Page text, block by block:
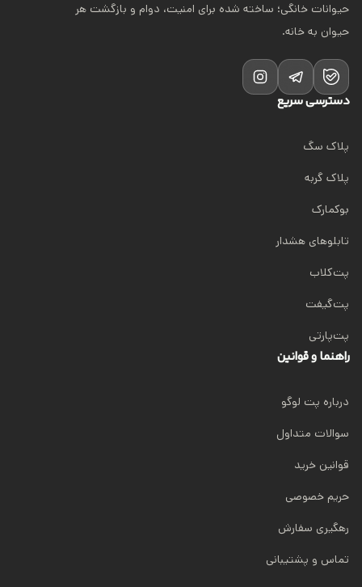
حیوانات خانگی؛ ساخته شده برای امنیت، دوام و بازگشت هر
حیوان به خانه.
دسترسی سریع
پلاک سگ
پلاک گربه
بوکمارک
تابلوهای هشدار
پت‌کلاب
پت‌گیفت
پت‌پارتی
راهنما و قوانین
درباره پت لوگو
سوالات متداول
قوانین خرید
حریم خصوصی
رهگیری سفارش
تماس و پشتیبانی